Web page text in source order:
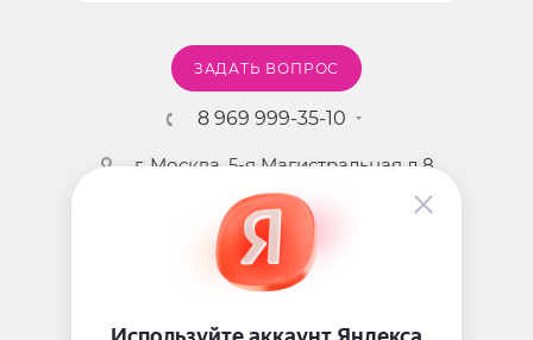
ЗАДАТЬ ВОПРОС
8 969 999-35-10
г. Москва, 5-я Магистральная д.8